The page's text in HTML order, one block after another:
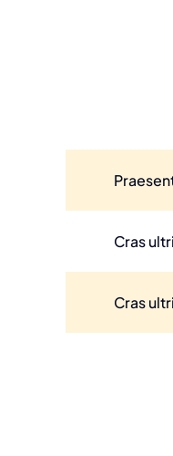
Cras
Cras